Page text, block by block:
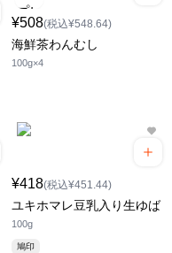
¥508(税込¥548.64)
海鮮茶わんむし
100g×4
¥418(税込¥451.44)
ユキホマレ豆乳入り生ゆば
100g
鳩印